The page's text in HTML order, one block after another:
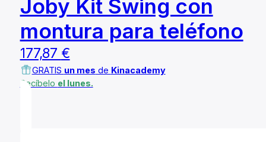
Joby Kit Swing con
montura para teléfono
177,87 €
GRATIS un mes de Kinacademy
Recíbelo el lunes.